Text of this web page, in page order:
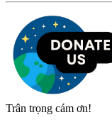
Trân trọng cám ơn!